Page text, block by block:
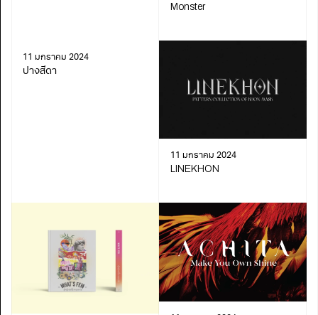
Monster
11 มกราคม 2024
ปางสีดา
11 มกราคม 2024
LINEKHON